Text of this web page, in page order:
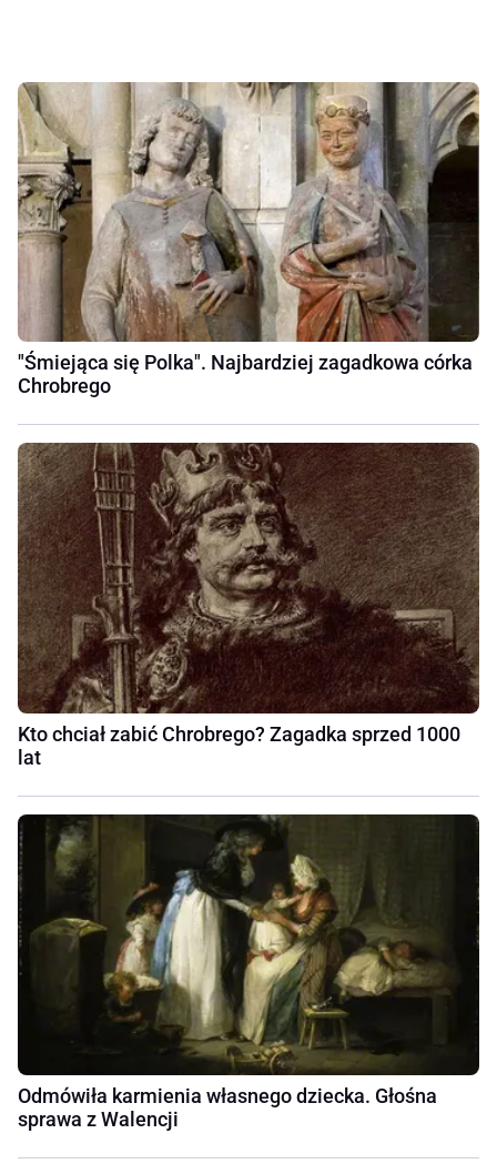
"Śmiejąca się Polka". Najbardziej zagadkowa córka
Chrobrego
Kto chciał zabić Chrobrego? Zagadka sprzed 1000
lat
Odmówiła karmienia własnego dziecka. Głośna
sprawa z Walencji